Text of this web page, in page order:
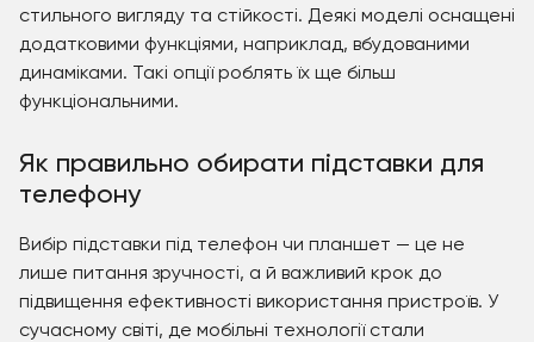
стильного вигляду та стійкості. Деякі моделі оснащені
додатковими функціями, наприклад, вбудованими
динаміками. Такі опції роблять їх ще більш
функціональними.
Як правильно обирати підставки для
телефону
Вибір підставки під телефон чи планшет — це не
лише питання зручності, а й важливий крок до
підвищення ефективності використання пристроїв. У
сучасному світі, де мобільні технології стали